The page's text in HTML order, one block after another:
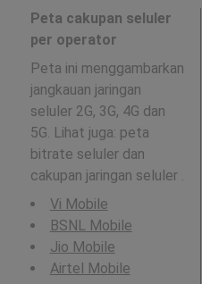
Peta cakupan seluler
per operator
Peta ini menggambarkan
jangkauan jaringan
seluler 2G, 3G, 4G dan
5G. Lihat juga: peta
bitrate seluler dan
cakupan jaringan seluler .
Vi Mobile
BSNL Mobile
Jio Mobile
Airtel Mobile